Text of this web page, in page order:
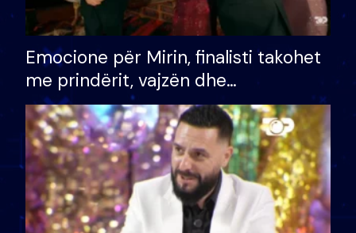
Emocione për Mirin, finalisti takohet
me prindërit, vajzën dhe
bashkëshorten: S’kemi ndonjë letër
divorci apo jo?